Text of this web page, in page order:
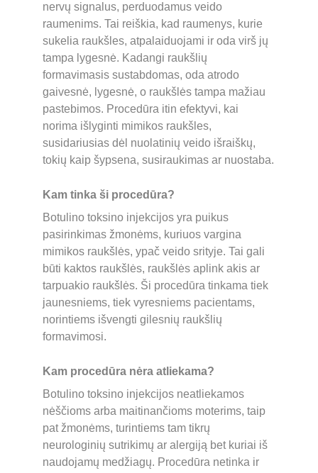
nervų signalus, perduodamus veido
raumenims. Tai reiškia, kad raumenys, kurie
sukelia raukšles, atpalaiduojami ir oda virš jų
tampa lygesnė. Kadangi raukšlių
formavimasis sustabdomas, oda atrodo
gaivesnė, lygesnė, o raukšlės tampa mažiau
pastebimos. Procedūra itin efektyvi, kai
norima išlyginti mimikos raukšles,
susidariusias dėl nuolatinių veido išraiškų,
tokių kaip šypsena, susiraukimas ar nuostaba.
Kam tinka ši procedūra?
Botulino toksino injekcijos yra puikus
pasirinkimas žmonėms, kuriuos vargina
mimikos raukšlės, ypač veido srityje. Tai gali
būti kaktos raukšlės, raukšlės aplink akis ar
tarpuakio raukšlės. Ši procedūra tinkama tiek
jaunesniems, tiek vyresniems pacientams,
norintiems išvengti gilesnių raukšlių
formavimosi.
Kam procedūra nėra atliekama?
Botulino toksino injekcijos neatliekamos
nėščioms arba maitinančioms moterims, taip
pat žmonėms, turintiems tam tikrų
neurologinių sutrikimų ar alergiją bet kuriai iš
naudojamų medžiagų. Procedūra netinka ir